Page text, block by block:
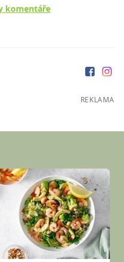
komentáře
REKLAMA